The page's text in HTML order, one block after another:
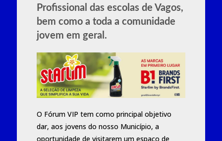
Profissional das escolas de Vagos,
bem como a toda a comunidade
jovem em geral.
O Fórum VIP tem como principal objetivo
dar, aos jovens do nosso Município, a
oportunidade de visitarem um espaço de